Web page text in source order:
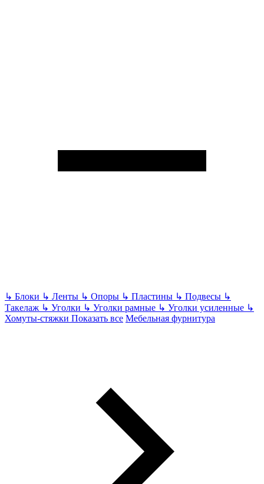
↳ Блоки ↳ Ленты ↳ Опоры ↳ Пластины ↳ Подвесы ↳
Такелаж ↳ Уголки ↳ Уголки рамные ↳ Уголки усиленные ↳
Хомуты-стяжки Показать все Мебельная фурнитура